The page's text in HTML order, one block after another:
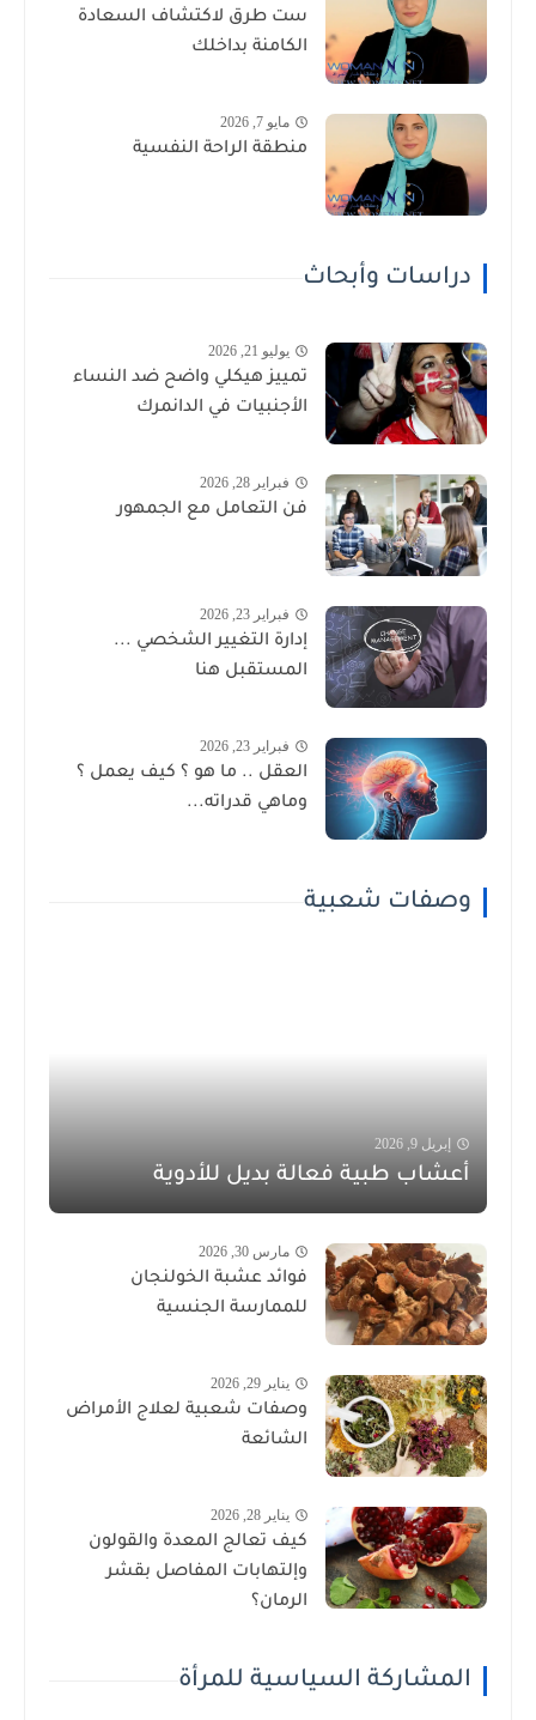
ست طرق لاكتشاف السعادة
الكامنة بداخلك
مايو 7, 2026
منطقة الراحة النفسية
دراسات وأبحاث
يوليو 21, 2026
تمييز هيكلي واضح ضد النساء
الأجنبيات في الدانمرك
فبراير 28, 2026
فن التعامل مع الجمهور
فبراير 23, 2026
إدارة التغيير الشخصي ...
المستقبل هنا
فبراير 23, 2026
العقل .. ما هو ؟ كيف يعمل ؟
وماهي قدراته...
وصفات شعبية
إبريل 9, 2026
أعشاب طبية فعالة بديل للأدوية
مارس 30, 2026
فوائد عشبة الخولنجان
للممارسة الجنسية
يناير 29, 2026
وصفات شعبية لعلاج الأمراض
الشائعة
يناير 28, 2026
كيف تعالج المعدة والقولون
وإلتهابات المفاصل بقشر
الرمان؟
المشاركة السياسية للمرأة